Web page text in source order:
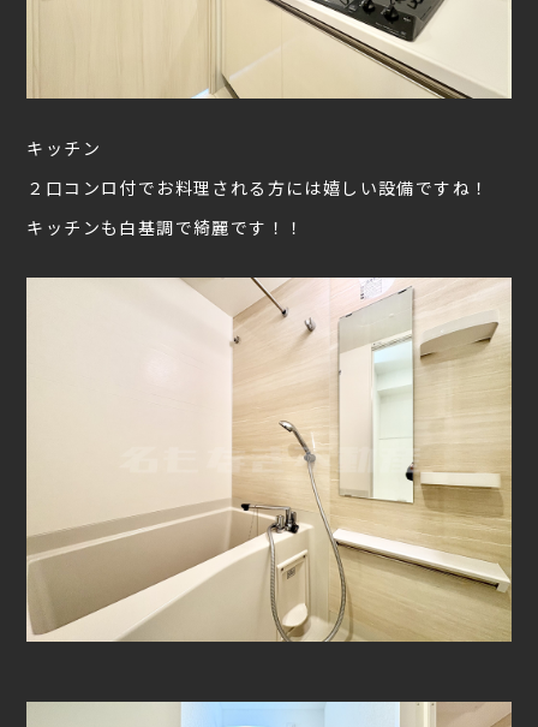
キッチン
２口コンロ付でお料理される方には嬉しい設備ですね！
キッチンも白基調で綺麗です！！